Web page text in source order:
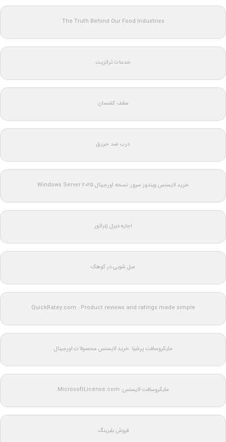
The Truth Behind Our Food Industries
خدمات ترانزیت
سقف کشسان
درب ضد حریق
خرید لایسنس ویندوز سرور: نسخه اورجینال Windows Server 2025
اجاره دیزل ژنراتور
مبل شویی در کوهک
QuickRatey.com : Product reviews and ratings made simple
مایکروسافت پرشیا: خرید لایسنس محصولات اورجینال
مایکروسافت لایسنس: MicrosoftLicense.com
فروش بلبرینگ